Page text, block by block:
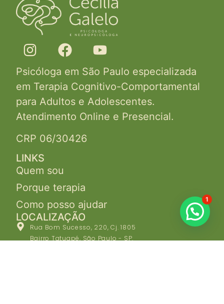
Psicóloga em São Paulo especializada
em Terapia Cognitivo-Comportamental
para Adultos e Adolescentes.
Atendimento Online e Presencial.
CRP 06/30426
LINKS
Quem sou
Porque terapia
Como posso ajudar
LOCALIZAÇÃO
Rua Bom Sucesso, 220, Cj. 1805
Bairro Tatuapé, São Paulo - SP.
1